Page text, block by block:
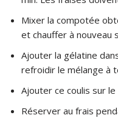
Mixer la compotée
et chauffer à nouveau
Ajouter la gélatine
refroidir le mélange à
Ajouter ce coulis sur
Réserver au frais